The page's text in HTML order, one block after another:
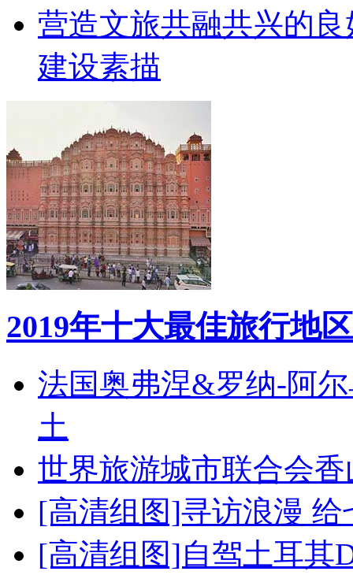
营造文旅共融共兴的
建设素描
2019年十大最佳旅行地区
法国奥弗涅&罗纳-阿
土
世界旅游城市联合会
[高清组图]寻访浪漫
[高清组图]自驾土耳其